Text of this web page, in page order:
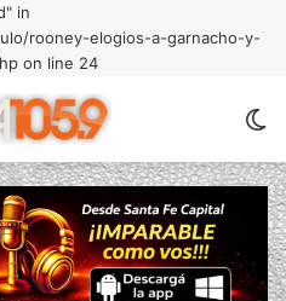
in
rooney-elogios-a-garnacho-y-
on line 24